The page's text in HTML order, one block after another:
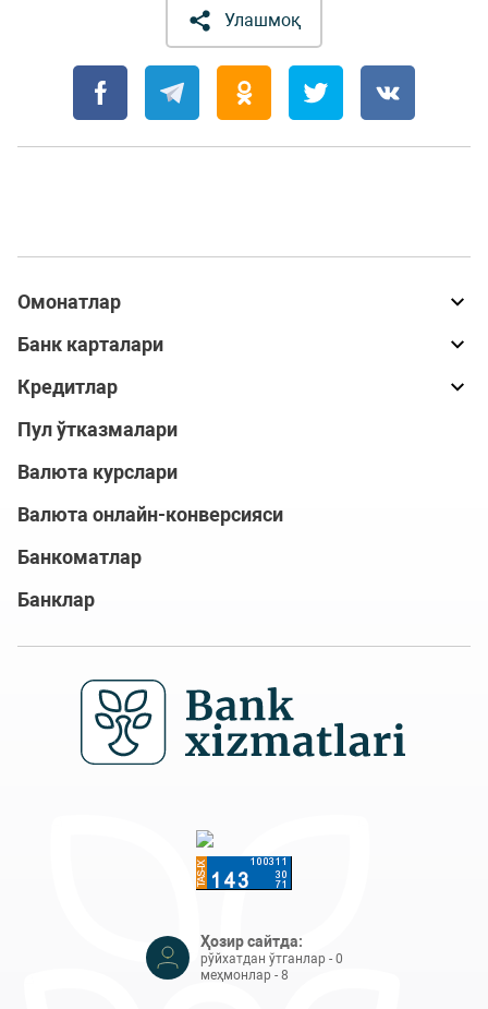
Улашмоқ
Омонатлар
Банк карталари
Кредитлар
Пул ўтказмалари
Валюта курслари
Валюта онлайн-конверсияси
Банкоматлар
Банклар
Ҳозир сайтда:
рўйхатдан ўтганлар - 0
меҳмонлар - 8